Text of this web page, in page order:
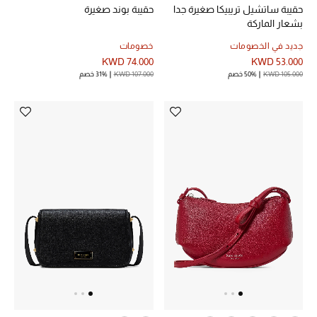
أحذية مختارة
تسوقوا الأحذية
جميع مستحضرات الجمال
الجديد في عالم الجمال
الأكثر مبيعاً
حقيبة ساتشيل تريبيكا صغيرة جدا
بشعار الماركة
جديد في الخصومات
KWD 53.000
KWD 105.000 50% خصم
حقيبة بوند صغيرة
خصومات
KWD 74.000
KWD 107.000 31% خصم